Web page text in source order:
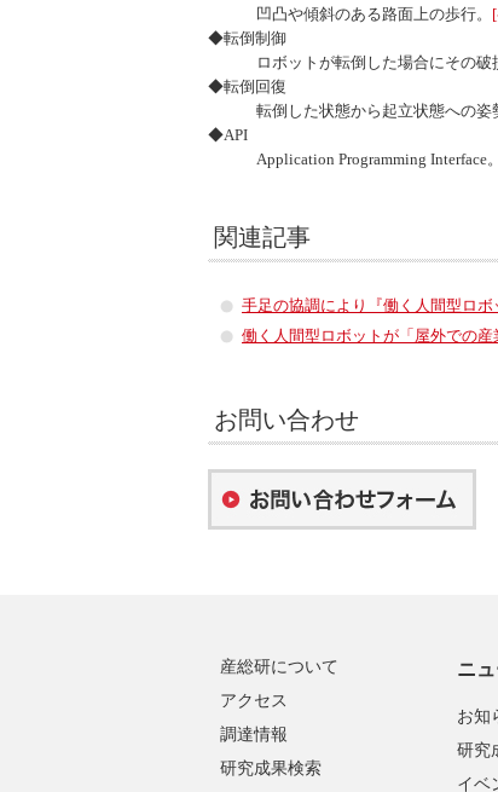
凹凸や傾斜のある路面上の歩行。
◆転倒制御
ロボットが転倒した場合にその破
◆転倒回復
転倒した状態から起立状態への姿
◆API
Application Programming Interface
関連記事
手足の協調により『働く人間型ロ
働く人間型ロボットが「屋外での
お問い合わせ
産総研について
アクセス
調達情報
研究成果検索
ニ
お知
研究
イベ